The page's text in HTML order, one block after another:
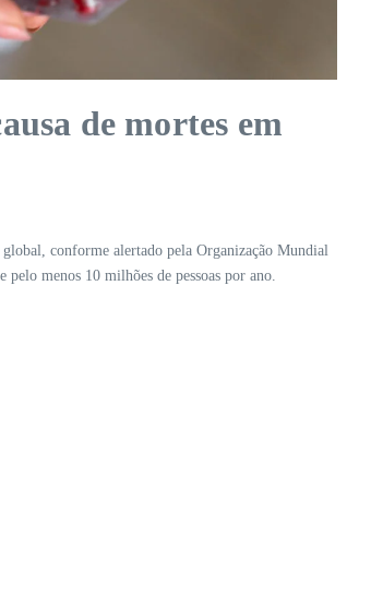
de mortes em
global, conforme alertado pela Organização Mundial
menos 10 milhões de pessoas por ano.